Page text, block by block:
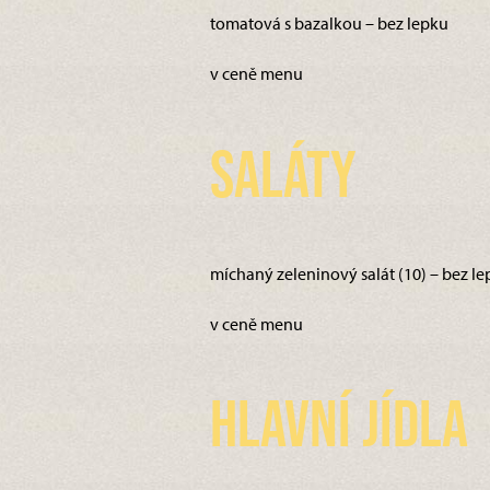
tomatová s bazalkou – bez lepku
v ceně menu
Saláty
míchaný zeleninový salát (10) – bez
v ceně menu
Hlavní jídla